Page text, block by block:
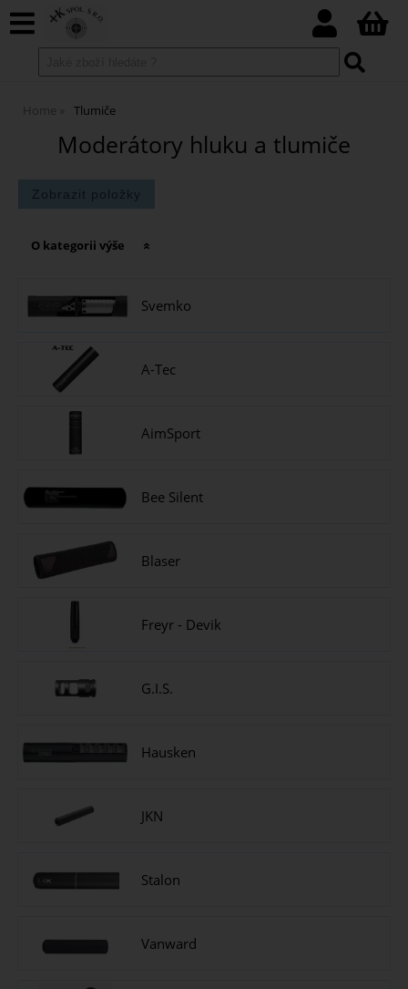
Home Tlumiče
Moderátory hluku a tlumiče
O kategorii výše
Svemko
A-Tec
AimSport
Bee Silent
Blaser
Freyr - Devik
G.I.S.
Hausken
JKN
Stalon
Vanward